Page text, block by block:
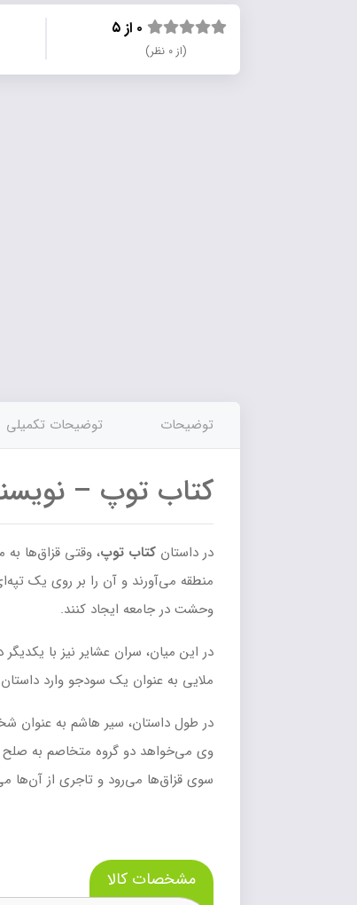
(از ۰ نظر)
توضیحات توضیحات تکمیلی
کتاب توپ –
در داستان کتاب توپ، وقتی قزاق‌ها
منطقه می‌آورند و آن را بر روی یک
وحشت در جامعه ایجاد کنند.
در این میان، سران عشایر نیز با
ملایی به عنوان یک سودجو وارد
در طول داستان، سیر هاشم به عنوان
وی می‌خواهد دو گروه متخاصم به صلح
سوی قزاق‌ها می‌رود و تاجری از آن‌ها
مشخصات کالا